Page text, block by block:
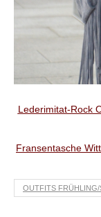
Lederimitat-Rock
Fransentasche
OUTFITS FRÜHLING/